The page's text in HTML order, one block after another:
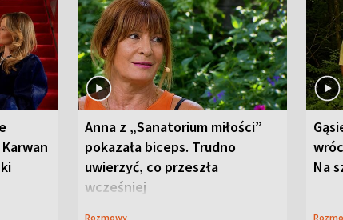
Anna z „Sanatorium miłości”
pokazała biceps. Trudno
uwierzyć, co przeszła
wcześniej
Rozmowy
Na